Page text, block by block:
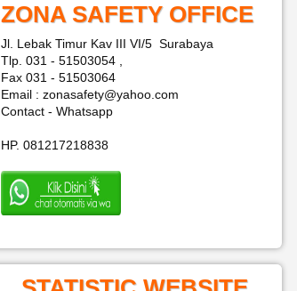
ZONA SAFETY OFFICE
Jl. Lebak Timur Kav III VI/5 Surabaya
Tlp. 031 - 51503054 ,
Fax 031 - 51503064
Email : zonasafety@yahoo.com
Contact - Whatsapp
HP. 081217218838